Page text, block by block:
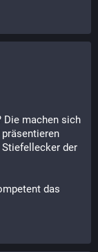
Die machen sich
der
das